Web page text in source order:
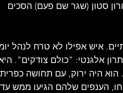
סטון (שגר שם פעם) הסכים
איש אפילו לא טרח לנהל
אלגנטי: "כולם צודקים".
היה ירוק, עם תחושה
הענפים שלהם הגיעו ממש עד